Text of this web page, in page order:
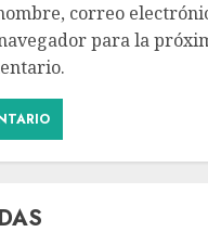
correo
para la